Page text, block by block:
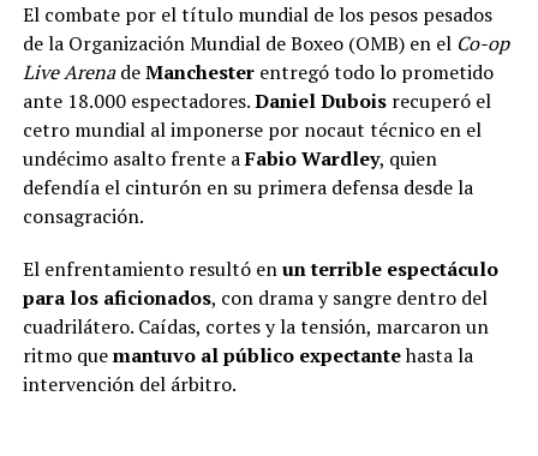
El combate por el título mundial de los pesos pesados
de la Organización Mundial de Boxeo (OMB) en el Co-op
Live ArenadeManchesterentregó todo lo prometido
ante 18.000 espectadores.Daniel Duboisrecuperó el
cetro mundial al imponerse por nocaut técnico en el
undécimo asalto frente aFabio Wardley, quien
defendía el cinturón en su primera defensa desde la
consagración.
El enfrentamiento resultó enun terrible espectáculo
para los aficionados, con drama y sangre dentro del
cuadrilátero. Caídas, cortes y la tensión, marcaron un
ritmo quemantuvo al público expectantehasta la
intervención del árbitro.